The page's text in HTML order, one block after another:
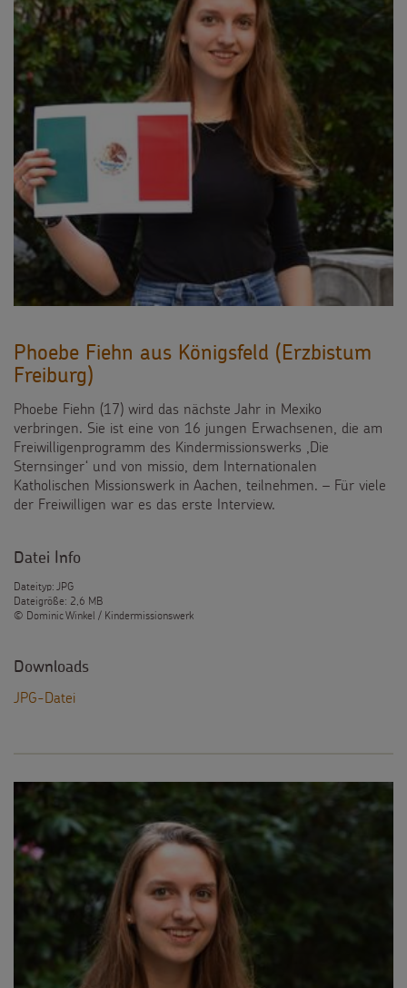
Phoebe Fiehn aus Königsfeld (Erzbistum
Freiburg)
Phoebe Fiehn (17) wird das nächste Jahr in Mexiko
verbringen. Sie ist eine von 16 jungen Erwachsenen, die am
Freiwilligenprogramm des Kindermissionswerks ,Die
Sternsinger‘ und von missio, dem Internationalen
Katholischen Missionswerk in Aachen, teilnehmen. – Für viele
der Freiwilligen war es das erste Interview.
Datei Info
Dateityp: JPG
Dateigröße: 2,6 MB
© Dominic Winkel / Kindermissionswerk
Downloads
JPG-Datei